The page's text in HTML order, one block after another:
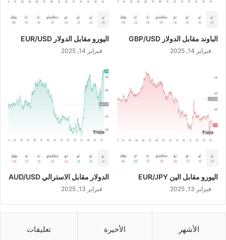
الباوند مقابل الدولار GBP/USD
فبراير 14, 2025
اليورو مقابل الدولار EUR/USD
فبراير 14, 2025
اليورو مقابل الين EUR/JPY
فبراير 13, 2025
الدولار مقابل الاسترالي AUD/USD
فبراير 13, 2025
الأشهر الأخيرة تعليقات